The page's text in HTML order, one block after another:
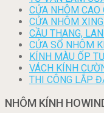
CỬA NHÔM CAO
CỬA NHÔM
CẦU THANG,
CỬA SỔ NHÔM
KÍNH MÀU ỐP
VÁCH KÍNH
THI CÔNG LẮP
NHÔM KÍNH